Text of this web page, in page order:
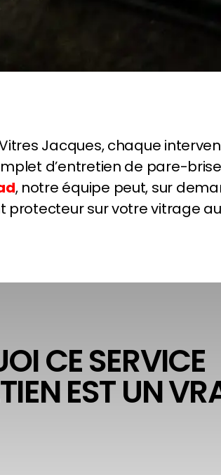
Jacques, chaque
d’entretien de pare-
, notre équipe peut, sur
protecteur sur votre vitrage
CE SERVICE
EST UN